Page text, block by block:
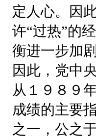
定人心。因
许“过热”的
衡进一步加
因此，党中
从１９８９
成绩的主要
之一，公之